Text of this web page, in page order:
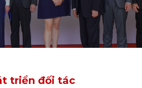
triển đối tác